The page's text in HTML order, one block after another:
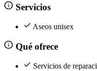
Servicios
Aseos unisex
Qué ofrece
Servicios de